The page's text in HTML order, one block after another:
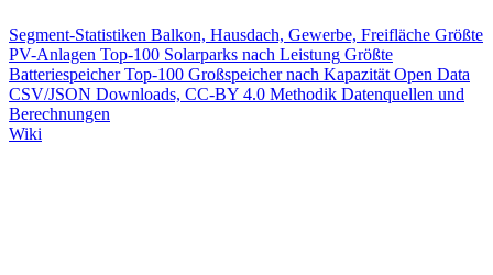
Segment-Statistiken Balkon, Hausdach, Gewerbe, Freifläche Größte
PV-Anlagen Top-100 Solarparks nach Leistung Größte
Batteriespeicher Top-100 Großspeicher nach Kapazität Open Data
CSV/JSON Downloads, CC-BY 4.0 Methodik Datenquellen und
Berechnungen
Wiki